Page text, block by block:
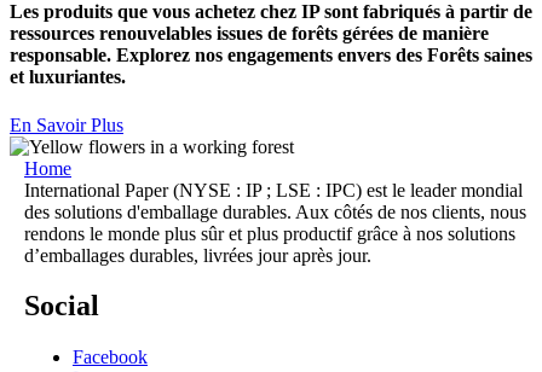
Les produits que vous achetez chez IP sont fabriqués à partir de
ressources renouvelables issues de forêts gérées de manière
responsable. Explorez nos engagements envers des Forêts saines
et luxuriantes.
En Savoir Plus
Home
International Paper (NYSE : IP ; LSE : IPC) est le leader mondial
des solutions d'emballage durables. Aux côtés de nos clients, nous
rendons le monde plus sûr et plus productif grâce à nos solutions
d’emballages durables, livrées jour après jour.
Social
Facebook